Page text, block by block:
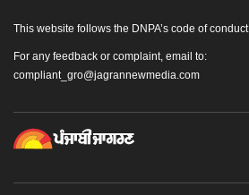
This website follows the DNPA’s code of conduct
For any feedback or complaint, email to:
compliant_gro@jagrannewmedia.com